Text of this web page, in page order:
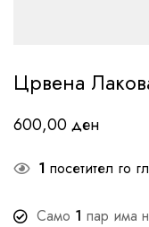
Црвена
600,00ден
1 посетител го
Само 1 пар има